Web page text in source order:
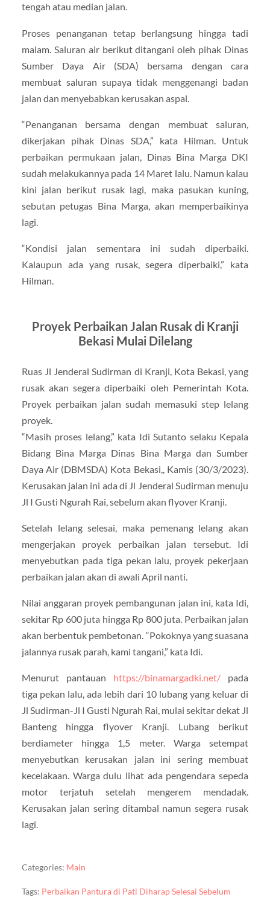
tengah atau median jalan.
Proses penanganan tetap berlangsung hingga tadi
malam. Saluran air berikut ditangani oleh pihak Dinas
Sumber Daya Air (SDA) bersama dengan cara
membuat saluran supaya tidak menggenangi badan
jalan dan menyebabkan kerusakan aspal.
“Penanganan bersama dengan membuat saluran,
dikerjakan pihak Dinas SDA,” kata Hilman. Untuk
perbaikan permukaan jalan, Dinas Bina Marga DKI
sudah melakukannya pada 14 Maret lalu. Namun kalau
kini jalan berikut rusak lagi, maka pasukan kuning,
sebutan petugas Bina Marga, akan memperbaikinya
lagi.
“Kondisi jalan sementara ini sudah diperbaiki.
Kalaupun ada yang rusak, segera diperbaiki,” kata
Hilman.
Proyek Perbaikan Jalan Rusak di Kranji
Bekasi Mulai Dilelang
Ruas Jl Jenderal Sudirman di Kranji, Kota Bekasi, yang
rusak akan segera diperbaiki oleh Pemerintah Kota.
Proyek perbaikan jalan sudah memasuki step lelang
proyek.
“Masih proses lelang,” kata Idi Sutanto selaku Kepala
Bidang Bina Marga Dinas Bina Marga dan Sumber
Daya Air (DBMSDA) Kota Bekasi,, Kamis (30/3/2023).
Kerusakan jalan ini ada di Jl Jenderal Sudirman menuju
Jl I Gusti Ngurah Rai, sebelum akan flyover Kranji.
Setelah lelang selesai, maka pemenang lelang akan
mengerjakan proyek perbaikan jalan tersebut. Idi
menyebutkan pada tiga pekan lalu, proyek pekerjaan
perbaikan jalan akan di awali April nanti.
Nilai anggaran proyek pembangunan jalan ini, kata Idi,
sekitar Rp 600 juta hingga Rp 800 juta. Perbaikan jalan
akan berbentuk pembetonan. “Pokoknya yang suasana
jalannya rusak parah, kami tangani,” kata Idi.
Menurut pantauan https://binamargadki.net/ pada
tiga pekan lalu, ada lebih dari 10 lubang yang keluar di
Jl Sudirman-Jl I Gusti Ngurah Rai, mulai sekitar dekat Jl
Banteng hingga flyover Kranji. Lubang berikut
berdiameter hingga 1,5 meter. Warga setempat
menyebutkan kerusakan jalan ini sering membuat
kecelakaan. Warga dulu lihat ada pengendara sepeda
motor terjatuh setelah mengerem mendadak.
Kerusakan jalan sering ditambal namun segera rusak
lagi.
Categories: Main
Tags: Perbaikan Pantura di Pati Diharap Selesai Sebelum